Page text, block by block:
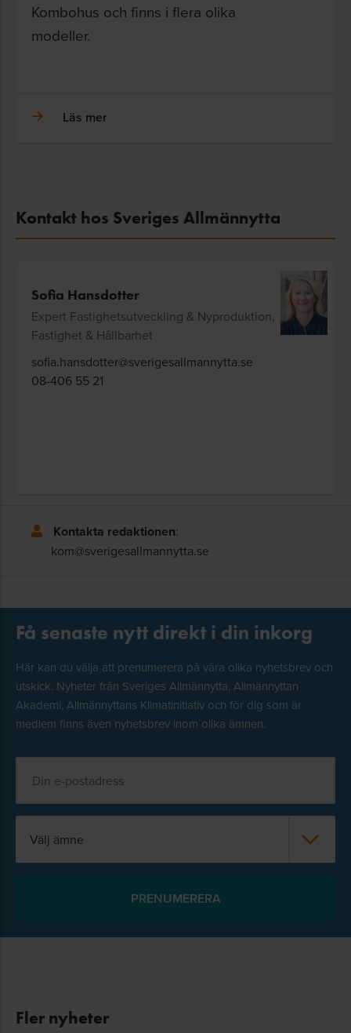
Kombohus och finns i flera olika
modeller.
Läs mer
Kontakt hos Sveriges Allmännytta
Sofia Hansdotter
Expert Fastighetsutveckling & Nyproduktion,
Fastighet & Hållbarhet
sofia.hansdotter@sverigesallmannytta.se
08-406 55 21
Kontakta redaktionen:
kom@sverigesallmannytta.se
Få senaste nytt direkt i din inkorg
Här kan du välja att prenumerera på våra olika nyhetsbrev och
utskick. Nyheter från Sveriges Allmännytta, Allmännyttan
Akademi, Allmännyttans Klimatinitiativ och för dig som är
medlem finns även nyhetsbrev inom olika ämnen.
Välj ämne
Fler nyheter